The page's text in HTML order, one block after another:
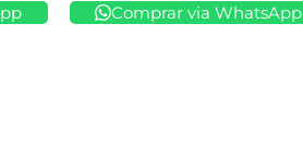
Comprar via WhatsApp